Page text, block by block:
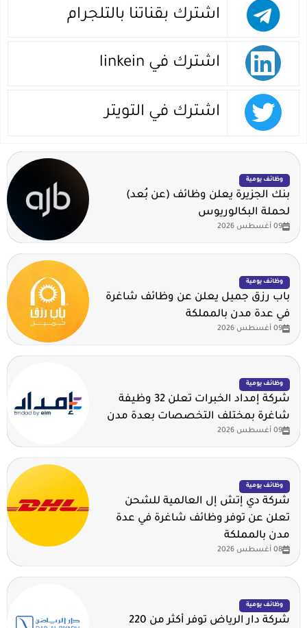
اشترك بقناتنا بالتلجرام
اشترك في linkein
اشترك في التويتر
وظائف يومية
بنك الجزيرة يعلن وظائف (عن بُعد)
لحملة البكالوريوس
09 أغسطس 2026
وظائف يومية
باب رزق جميل يعلن عن وظائف شاغرة
في عدة مدن بالمملكة
09 أغسطس 2026
وظائف يومية
شركة إمداد الخبرات تعلن 32 وظيفة
شاغرة بمختلف التخصصات بعدة مدن
09 أغسطس 2026
وظائف يومية
شركة دي إتش إل العالمية للشحن
تعلن عن توفر وظائف شاغرة في عدة
مدن بالمملكة
08 أغسطس 2026
وظائف يومية
شركة دار الرياض توفر أكثر من 220